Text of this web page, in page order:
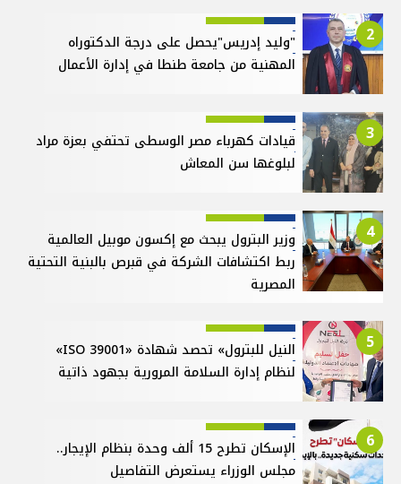
2
"وليد إدريس"يحصل على درجة الدكتوراه
المهنية من جامعة طنطا في إدارة الأعمال
3
قيادات كهرباء مصر الوسطى تحتفي بعزة مراد
لبلوغها سن المعاش
4
وزير البترول يبحث مع إكسون موبيل العالمية
ربط اكتشافات الشركة في قبرص بالبنية التحتية
المصرية
5
النيل للبترول» تحصد شهادة «ISO 39001»
لنظام إدارة السلامة المرورية بجهود ذاتية
6
الإسكان تطرح 15 ألف وحدة بنظام الإيجار..
مجلس الوزراء يستعرض التفاصيل